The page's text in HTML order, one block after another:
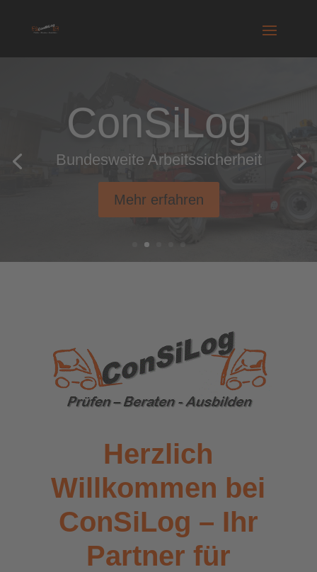
Herzlich
Willkommen bei
ConSiLog – Ihr
Partner für